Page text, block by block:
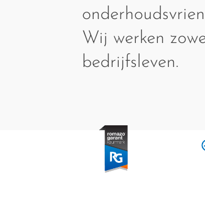
Wij werken
bedrijfsleven.